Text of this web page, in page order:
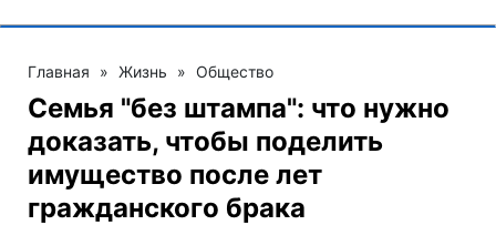
Главная » Жизнь » Общество
Семья "без штампа": что нужно
доказать, чтобы поделить
имущество после лет
гражданского брака